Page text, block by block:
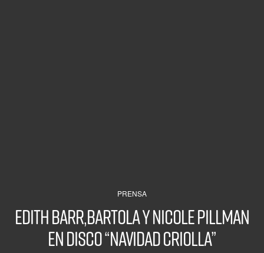
PRENSA
Edith Barr,Bartola y Nicole Pillman
en disco “Navidad criolla”